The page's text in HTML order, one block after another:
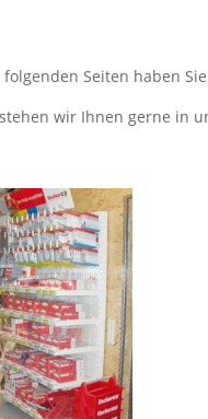
Seiten haben
wir Ihnen gerne in